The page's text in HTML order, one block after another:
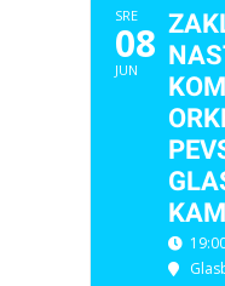
SRE
08
JUN